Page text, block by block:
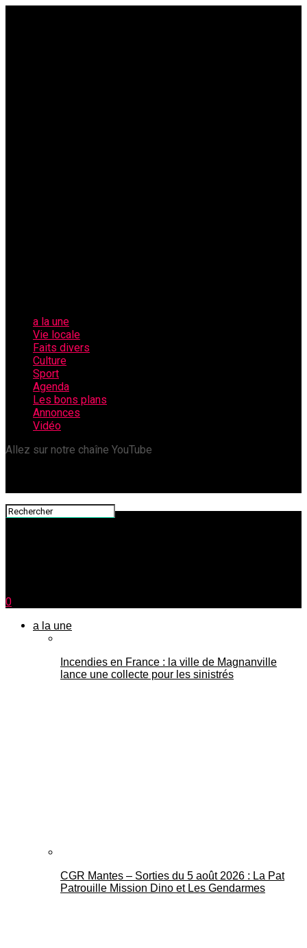
a la une
Vie locale
Faits divers
Culture
Sport
Agenda
Les bons plans
Annonces
Vidéo
Allez sur notre chaîne YouTube
0
a la une
Incendies en France : la ville de Magnanville
lance une collecte pour les sinistrés
CGR Mantes – Sorties du 5 août 2026 : La Pat
Patrouille Mission Dino et Les Gendarmes